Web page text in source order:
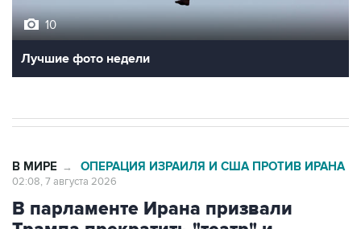
Лучшие фото недели
В парламенте Ирана призвали
Трампа прекратить "театр" и
выполнить обязательства